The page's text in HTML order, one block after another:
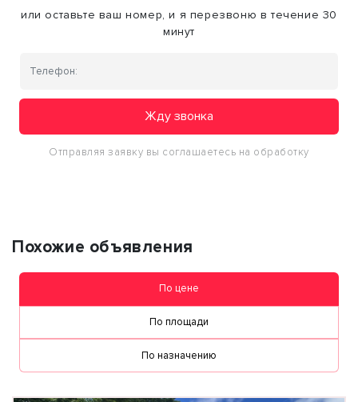
или оставьте ваш номер, и я перезвоню в течение 30
минут
Жду звонка
Отправляя заявку вы соглашаетесь на обработку
Похожие объявления
По цене
По площади
По назначению